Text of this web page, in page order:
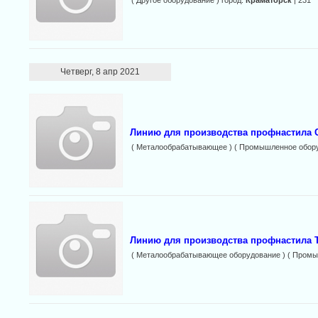
Четверг, 8 апр 2021
Линию для производства профнастила
( Металообрабатывающее ) ( Промышленное
Линию для производства профнастила
( Металообрабатывающее оборудование ) (